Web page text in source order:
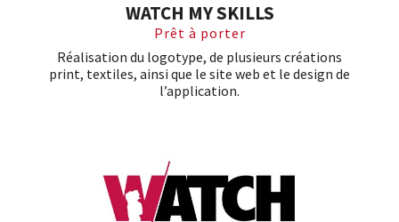
WATCH MY SKILLS
Prêt à porter
Réalisation du logotype, de plusieurs créations
print, textiles, ainsi que le site web et le design de
l’application.